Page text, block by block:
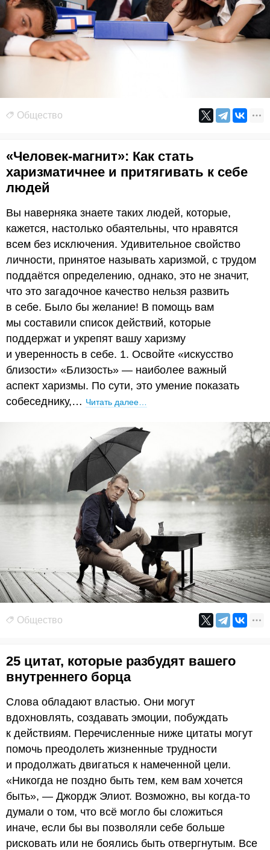
Общество
«Человек-магнит»: Как стать
харизматичнее и притягивать к себе
людей
Вы наверняка знаете таких людей, которые,
кажется, настолько обаятельны, что нравятся
всем без исключения. Удивительное свойство
личности, принятое называть харизмой, с трудом
поддаётся определению, однако, это не значит,
что это загадочное качество нельзя развить
в себе. Было бы желание! В помощь вам
мы составили список действий, которые
поддержат и укрепят вашу харизму
и уверенность в себе. 1. Освойте «искусство
близости» «Близость» — наиболее важный
аспект харизмы. По сути, это умение показать
собеседнику,… Читать далее…
Общество
25 цитат, которые разбудят вашего
внутреннего борца
Слова обладают властью. Они могут
вдохновлять, создавать эмоции, побуждать
к действиям. Перечисленные ниже цитаты могут
помочь преодолеть жизненные трудности
и продолжать двигаться к намеченной цели.
«Никогда не поздно быть тем, кем вам хочется
быть», — Джордж Элиот. Возможно, вы когда-то
думали о том, что всё могло бы сложиться
иначе, если бы вы позволяли себе больше
рисковать или не боялись быть отвергнутым. Все